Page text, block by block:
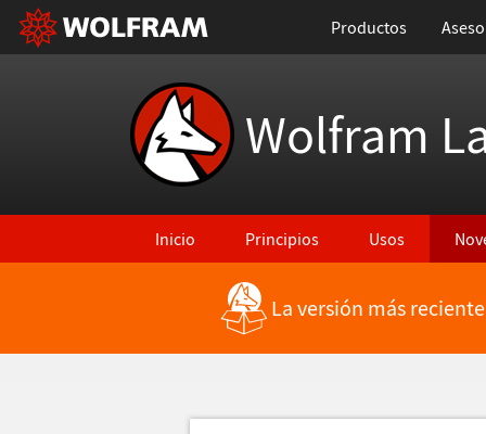
Productos
Wolfram
Inicio Principios Usos
La versión más